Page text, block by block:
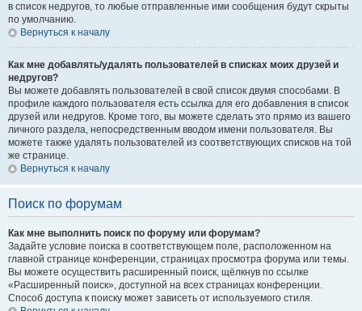
в список недругов, то любые отправленные ими сообщения будут скрыты
по умолчанию.
Вернуться к началу
Как мне добавлять/удалять пользователей в списках моих друзей и
недругов?
Вы можете добавлять пользователей в свой список двумя способами. В
профиле каждого пользователя есть ссылка для его добавления в список
друзей или недругов. Кроме того, вы можете сделать это прямо из вашего
личного раздела, непосредственным вводом имени пользователя. Вы
можете также удалять пользователей из соответствующих списков на той
же странице.
Вернуться к началу
Поиск по форумам
Как мне выполнить поиск по форуму или форумам?
Задайте условие поиска в соответствующем поле, расположенном на
главной странице конференции, страницах просмотра форума или темы.
Вы можете осуществить расширенный поиск, щёлкнув по ссылке
«Расширенный поиск», доступной на всех страницах конференции.
Способ доступа к поиску может зависеть от используемого стиля.